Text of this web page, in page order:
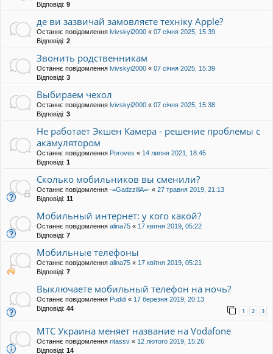
Відповіді: 9
де ви зазвичай замовляєте техніку Apple?
Останнє повідомлення lvivskyi2000 « 07 січня 2025, 15:39
Відповіді: 2
Звонить родственникам
Останнє повідомлення lvivskyi2000 « 07 січня 2025, 15:39
Відповіді: 3
Выбираем чехол
Останнє повідомлення lvivskyi2000 « 07 січня 2025, 15:38
Відповіді: 3
Не работает Экшен Камера - решение проблемы с
акамулятором
Останнє повідомлення Poroves « 14 липня 2021, 18:45
Відповіді: 1
Сколько мобильников вы сменили?
Останнє повідомлення -=GadzzillA=- « 27 травня 2019, 21:13
Відповіді: 11
Мобильный интернет: у кого какой?
Останнє повідомлення alina75 « 17 квітня 2019, 05:22
Відповіді: 7
Мобильные телефоны
Останнє повідомлення alina75 « 17 квітня 2019, 05:21
Відповіді: 7
Выключаете мобильный телефон на ночь?
Останнє повідомлення Puddi « 17 березня 2019, 20:13
Відповіді: 44 1 2 3
МТС Украина меняет название на Vodafone
Останнє повідомлення ritassv « 12 лютого 2019, 15:26
Відповіді: 14